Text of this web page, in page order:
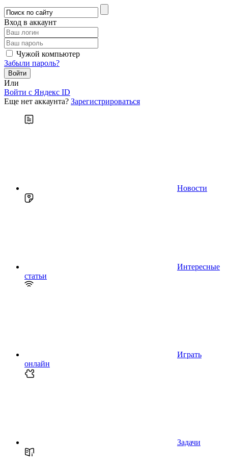
Вход в аккаунт
Чужой компьютер
Забыли пароль?
Или
Войти c Яндекс ID
Еще нет аккаунта? Зарегистрироваться
Новости
Интересные
статьи
Играть
онлайн
Задачи